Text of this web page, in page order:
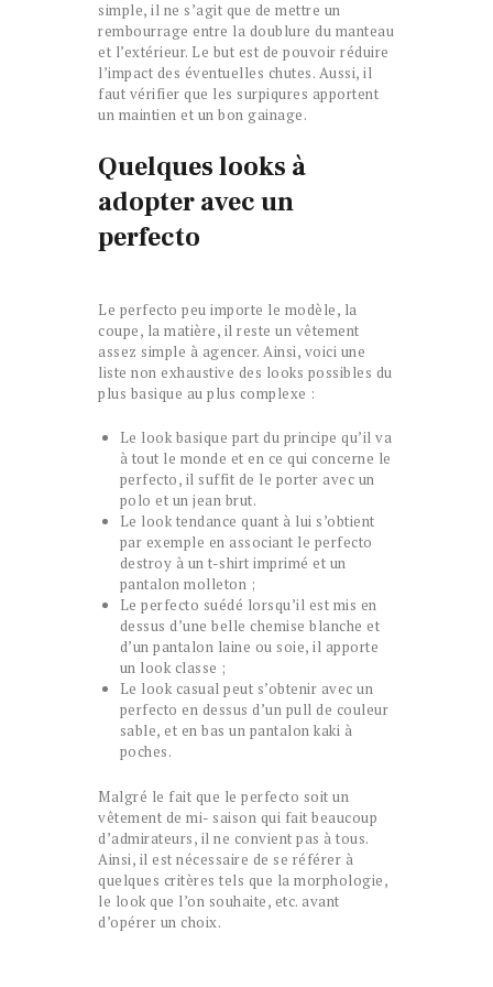
simple, il ne s’agit que de mettre un
rembourrage entre la doublure du manteau
et l’extérieur. Le but est de pouvoir réduire
l’impact des éventuelles chutes. Aussi, il
faut vérifier que les surpiqures apportent
un maintien et un bon gainage.
Quelques looks à
adopter avec un
perfecto
Le perfecto peu importe le modèle, la
coupe, la matière, il reste un vêtement
assez simple à agencer. Ainsi, voici une
liste non exhaustive des looks possibles du
plus basique au plus complexe :
Le look basique part du principe qu’il va
à tout le monde et en ce qui concerne le
perfecto, il suffit de le porter avec un
polo et un jean brut.
Le look tendance quant à lui s’obtient
par exemple en associant le perfecto
destroy à un t-shirt imprimé et un
pantalon molleton ;
Le perfecto suédé lorsqu’il est mis en
dessus d’une belle chemise blanche et
d’un pantalon laine ou soie, il apporte
un look classe ;
Le look casual peut s’obtenir avec un
perfecto en dessus d’un pull de couleur
sable, et en bas un pantalon kaki à
poches.
Malgré le fait que le perfecto soit un
vêtement de mi- saison qui fait beaucoup
d’admirateurs, il ne convient pas à tous.
Ainsi, il est nécessaire de se référer à
quelques critères tels que la morphologie,
le look que l’on souhaite, etc. avant
d’opérer un choix.